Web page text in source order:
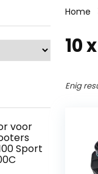
voor
Sport
Home
‎10
Enig